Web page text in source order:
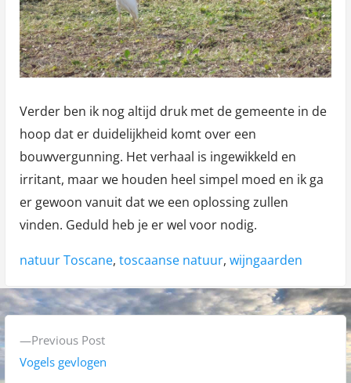
Verder ben ik nog altijd druk met de gemeente in de
hoop dat er duidelijkheid komt over een
bouwvergunning. Het verhaal is ingewikkeld en
irritant, maar we houden heel simpel moed en ik ga
er gewoon vanuit dat we een oplossing zullen
vinden. Geduld heb je er wel voor nodig.
Tags:
natuur Toscane, toscaanse natuur, wijngaarden
e
Previous PostP
r
Vogels gevlogen